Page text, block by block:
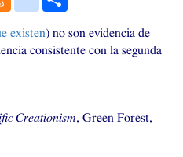
existen) no son evidencia de
consistente con la segunda
Creationism, Green Forest,